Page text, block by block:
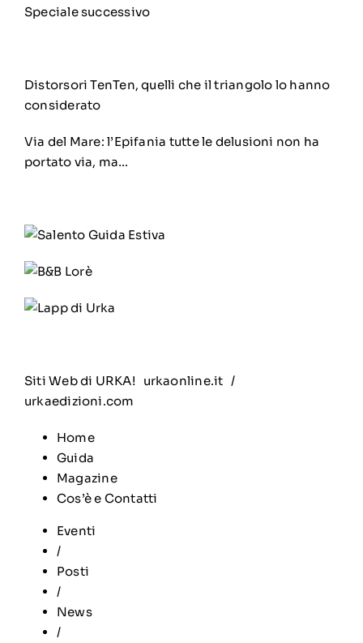
Speciale successivo
Distorsori TenTen, quelli che il triangolo lo hanno
considerato
Via del Mare: l’Epifania tutte le delusioni non ha
portato via, ma…
Siti Web di URKA! urkaonline.it /
urkaedizioni.com
Home
Guida
Magazine
Cos’è e Contatti
Eventi
/
Posti
/
News
/